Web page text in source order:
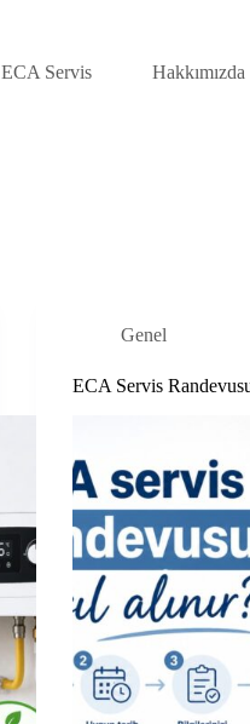
ECA Servis
Hakkımızda
Genel
ECA Servis